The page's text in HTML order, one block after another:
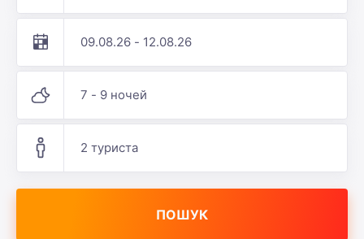
09.08.26 - 12.08.26
7 - 9 ночей
2 туриста
ПОШУК